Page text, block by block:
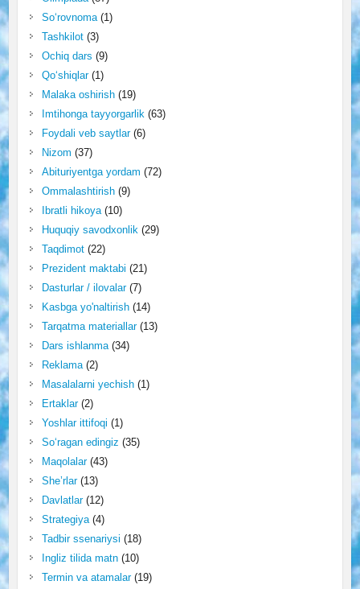
So‘rovnoma(1)
Tashkilot(3)
Ochiq dars (9)
Qo‘shiqlar(1)
Malaka oshirish(19)
Imtihonga tayyorgarlik (63)
Foydali veb saytlar(6)
Nizom (37)
Abituriyentga yordam (72)
Ommalashtirish(9)
Ibratli hikoya(10)
Huquqiy savodxonlik (29)
Taqdimot(22)
Prezident maktabi (21)
Dasturlar / ilovalar(7)
Kasbga yo'naltirish(14)
Tarqatma materiallar(13)
Dars ishlanma(34)
Reklama(2)
Masalalarni yechish(1)
Ertaklar(2)
Yoshlar ittifoqi (1)
So‘ragan edingiz (35)
Maqolalar(43)
She’rlar(13)
Davlatlar(12)
Strategiya(4)
Tadbir ssenariysi (18)
Ingliz tilida matn(10)
Termin va atamalar(19)